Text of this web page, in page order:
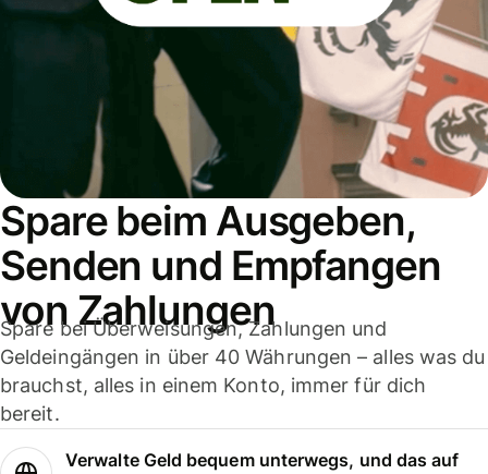
Spare beim Ausgeben,
Senden und Empfangen
von Zahlungen
Spare bei Überweisungen, Zahlungen und
Geldeingängen in über 40 Währungen – alles was du
brauchst, alles in einem Konto, immer für dich
bereit.
Verwalte Geld bequem unterwegs, und das auf